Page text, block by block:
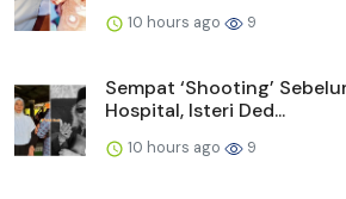
10 hours ago 9
Sempat ‘Shooting’
Hospital, Isteri Ded...
10 hours ago 9